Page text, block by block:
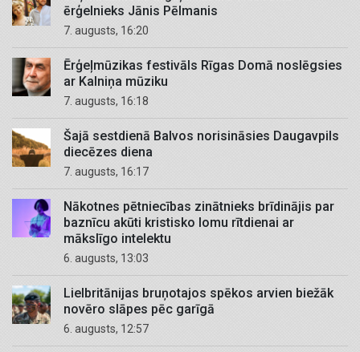
ērģelnieks Jānis Pēlmanis
7. augusts, 16:20
Ērģeļmūzikas festivāls Rīgas Domā noslēgsies
ar Kalniņa mūziku
7. augusts, 16:18
Šajā sestdienā Balvos norisināsies Daugavpils
diecēzes diena
7. augusts, 16:17
Nākotnes pētniecības zinātnieks brīdinājis par
baznīcu akūti kristisko lomu rītdienai ar
mākslīgo intelektu
6. augusts, 13:03
Lielbritānijas bruņotajos spēkos arvien biežāk
novēro slāpes pēc garīgā
6. augusts, 12:57